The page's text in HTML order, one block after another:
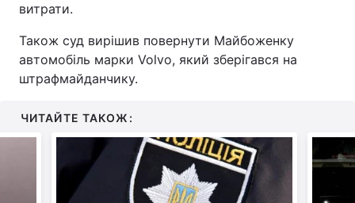
витрати.
Також суд вирішив повернути Майбоженку
автомобіль марки Volvo, який зберігався на
штрафмайданчику.
ЧИТАЙТЕ ТАКОЖ: